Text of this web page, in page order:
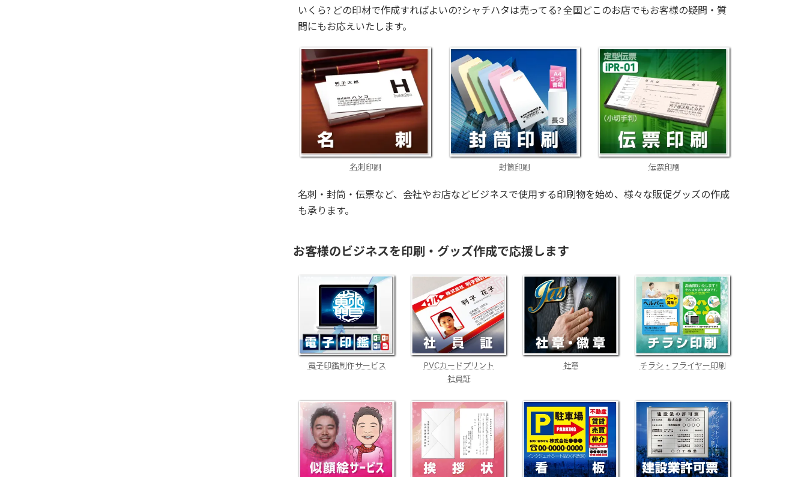
いくら? どの印材で作成すればよいの?シャチハタは売ってる? 全国どこのお店でもお客様の疑問・質
問にもお応えいたします。
名刺印刷 封筒印刷 伝票印刷
名刺・封筒・伝票など、会社やお店などビジネスで使用する印刷物を始め、様々な販促グッズの作成
も承ります。
お客様のビジネスを印刷・グッズ作成で応援します
電子印鑑制作サービス
PVCカードプリント
社員証
社章 チラシ・フライヤー印刷